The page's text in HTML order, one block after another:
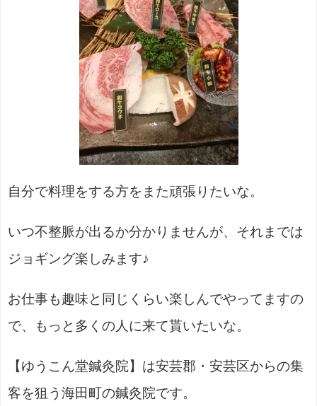
自分で料理をする方をまた頑張りたいな。
いつ不整脈が出るか分かりませんが、それまでは
ジョギング楽しみます♪
お仕事も趣味と同じくらい楽しんでやってますの
で、もっと多くの人に来て貰いたいな。
【ゆうこん堂鍼灸院】は安芸郡・安芸区からの集
客を狙う海田町の鍼灸院です。